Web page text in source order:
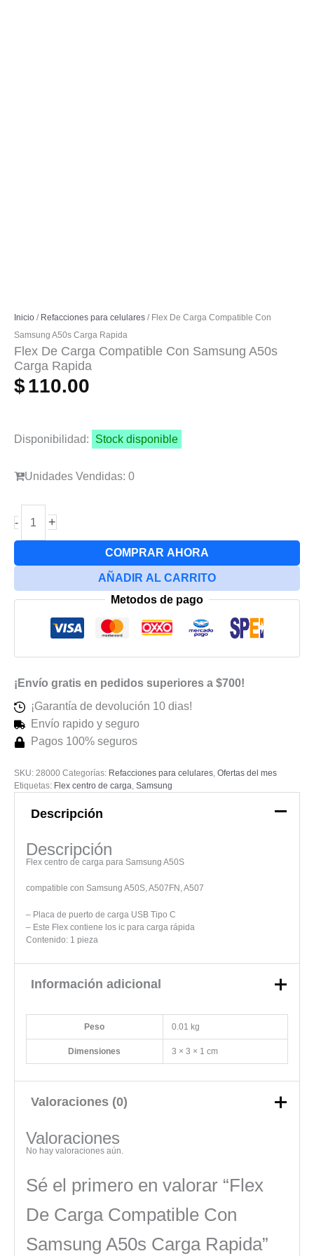
Inicio / Refacciones para celulares / Flex De Carga Compatible Con
Samsung A50s Carga Rapida
Flex De Carga Compatible Con Samsung A50s
Carga Rapida
$110.00
Disponibilidad: Stock disponible
Unidades Vendidas: 0
-
De
Compatible
Samsung
Carga
+
COMPRAR AHORA
AÑADIR AL CARRITO
Metodos de pago
¡Envío gratis en pedidos superiores a $700!
¡Garantía de devolución 10 dias!
Envío rapido y seguro
Pagos 100% seguros
SKU: 28000 Categorías: Refacciones para celulares, Ofertas del mes
Etiquetas: Flex centro de carga, Samsung
Descripción
Descripción
Flex centro de carga para Samsung A50S
compatible con Samsung A50S, A507FN, A507
– Placa de puerto de carga USB Tipo C
– Este Flex contiene los ic para carga rápida
Contenido: 1 pieza
Información adicional
Peso 0.01 kg
Dimensiones 3 × 3 × 1 cm
Valoraciones (0)
Valoraciones
No hay valoraciones aún.
Sé el primero en valorar “Flex
De Carga Compatible Con
Samsung A50s Carga Rapida”